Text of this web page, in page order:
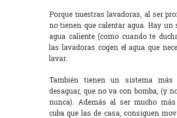
Porque nuestras lavadoras, al ser
no tienen que calentar agua. Hay un
agua caliente (como cuando te
las lavadoras cogen el agua que
lavar.
También tienen un sistema más
desaguar, que no va con bomba, (y
nunca). Además al ser mucho
cuba que las de casa, consiguen